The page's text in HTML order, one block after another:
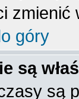
zmienić
góry
są
są